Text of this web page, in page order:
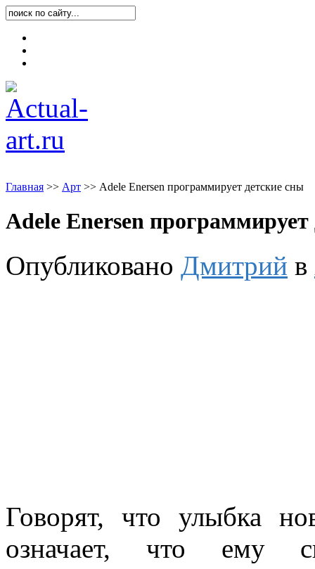
Главная >> Арт >> Adele Enersen программирует детские сны
Adele Enersen программирует
Опубликовано Дмитрий в
Говорят, что улыбка
означает, что ему